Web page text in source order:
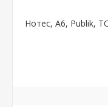
Нотес, А6, Publik,